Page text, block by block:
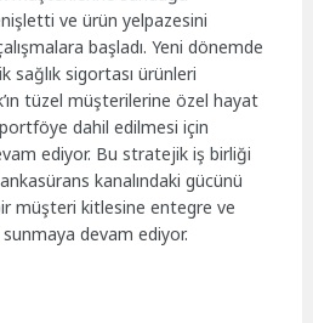
ve ürün yelpazesini
başladı. Yeni dönemde
sağlık sigortası ürünleri
tüzel müşterilerine özel hayat
dahil edilmesi için
ediyor. Bu stratejik iş birliği
kanalındaki gücünü
müşteri kitlesine entegre ve
devam ediyor.